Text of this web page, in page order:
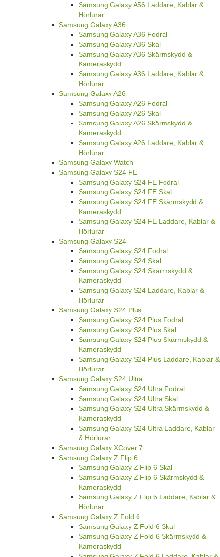
Samsung Galaxy A56 Laddare, Kablar &
Hörlurar
Samsung Galaxy A36
Samsung Galaxy A36 Fodral
Samsung Galaxy A36 Skal
Samsung Galaxy A36 Skärmskydd &
Kameraskydd
Samsung Galaxy A36 Laddare, Kablar &
Hörlurar
Samsung Galaxy A26
Samsung Galaxy A26 Fodral
Samsung Galaxy A26 Skal
Samsung Galaxy A26 Skärmskydd &
Kameraskydd
Samsung Galaxy A26 Laddare, Kablar &
Hörlurar
Samsung Galaxy Watch
Samsung Galaxy S24 FE
Samsung Galaxy S24 FE Fodral
Samsung Galaxy S24 FE Skal
Samsung Galaxy S24 FE Skärmskydd &
Kameraskydd
Samsung Galaxy S24 FE Laddare, Kablar &
Hörlurar
Samsung Galaxy S24
Samsung Galaxy S24 Fodral
Samsung Galaxy S24 Skal
Samsung Galaxy S24 Skärmskydd &
Kameraskydd
Samsung Galaxy S24 Laddare, Kablar &
Hörlurar
Samsung Galaxy S24 Plus
Samsung Galaxy S24 Plus Fodral
Samsung Galaxy S24 Plus Skal
Samsung Galaxy S24 Plus Skärmskydd &
Kameraskydd
Samsung Galaxy S24 Plus Laddare, Kablar &
Hörlurar
Samsung Galaxy S24 Ultra
Samsung Galaxy S24 Ultra Fodral
Samsung Galaxy S24 Ultra Skal
Samsung Galaxy S24 Ultra Skärmskydd &
Kameraskydd
Samsung Galaxy S24 Ultra Laddare, Kablar
& Hörlurar
Samsung Galaxy XCover 7
Samsung Galaxy Z Flip 6
Samsung Galaxy Z Flip 6 Skal
Samsung Galaxy Z Flip 6 Skärmskydd &
Kameraskydd
Samsung Galaxy Z Flip 6 Laddare, Kablar &
Hörlurar
Samsung Galaxy Z Fold 6
Samsung Galaxy Z Fold 6 Skal
Samsung Galaxy Z Fold 6 Skärmskydd &
Kameraskydd